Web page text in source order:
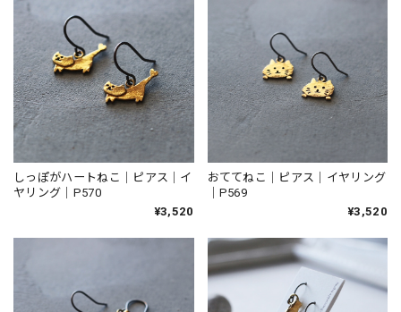
しっぽがハートねこ｜ピアス｜イ
ヤリング｜P570
¥3,520
おててねこ｜ピアス｜イヤリング
｜P569
¥3,520